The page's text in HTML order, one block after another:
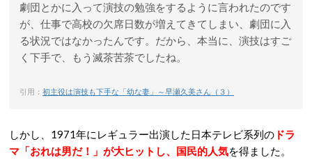
劇団とかに入って演技の勉強をするように言われたのです
が、仕事で高校の欠席日数が増えてきてしまい、劇団に入
る状況ではなかったんです。だから、本当に、演技はすご
く下手で、もう滅茶苦茶でしたね。
引用： 初主役は演技も下手な「幼な妻」～早瀬久美さん（３）
しかし、1971年にレギュラー出演した日本テレビ系列の ドラ
マ「おれは男だ！」が大ヒットし、国民的人気を得ました。